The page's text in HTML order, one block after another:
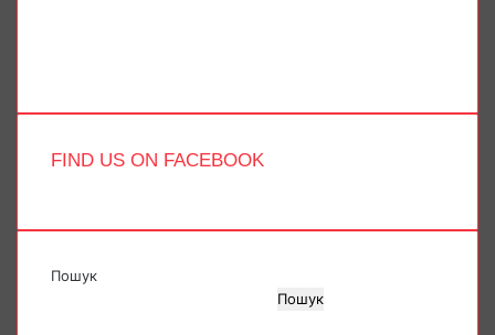
FIND US ON FACEBOOK
Пошук
Пошук